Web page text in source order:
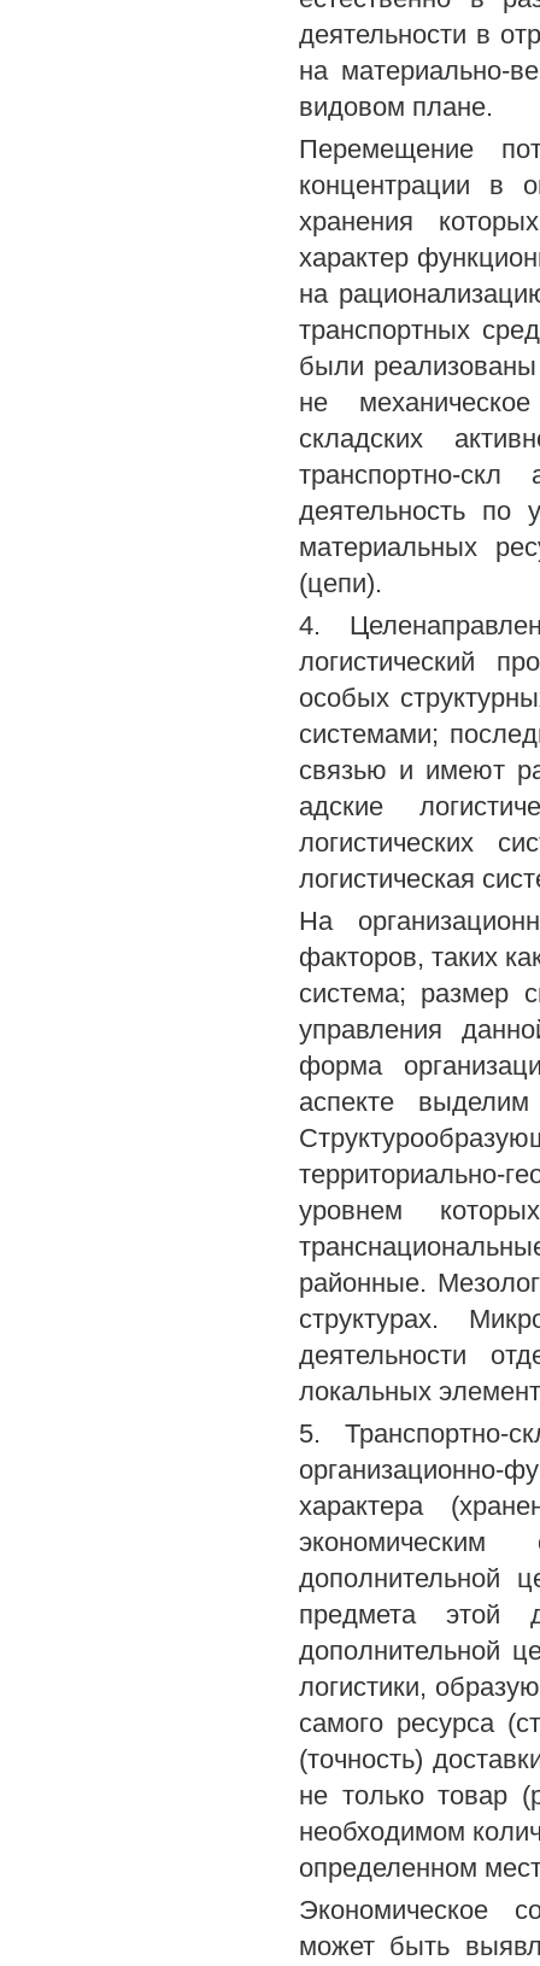
деятельности в
на материально-
видовом плане.
Перемещение
концентрации в
хранения
характер
на
транспортных
были реализованы
не
складских
транспортно-
деятельность по
материальных
(цепи).
4.
логистический
особых
системами;
связью и имеют
адские
логистических
логистическая
На
факторов, таких
система; размер
управления
форма
аспекте
территориально-
уровнем
районные.
структурах.
деятельности
локальных
5. Транспортно-
организационно-
характера
дополнительной
предмета этой
дополнительной
логистики,
самого ресурса
(точность)
не только товар
необходимом
определенном
Экономическое
может быть